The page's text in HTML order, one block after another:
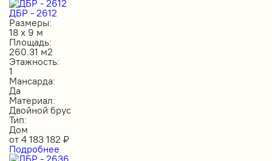
ДБР - 2612
Размеры:
18 х 9 м
Площадь:
260.31 м2
Этажность:
1
Мансарда:
Да
Материал:
Двойной брус
Тип:
Дом
от 4 183 182 ₽
Подробнее